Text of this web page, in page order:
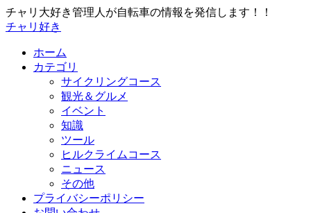
チャリ大好き管理人が自転車の情報を発信します！！
チャリ好き
ホーム
カテゴリ
サイクリングコース
観光＆グルメ
イベント
知識
ツール
ヒルクライムコース
ニュース
その他
プライバシーポリシー